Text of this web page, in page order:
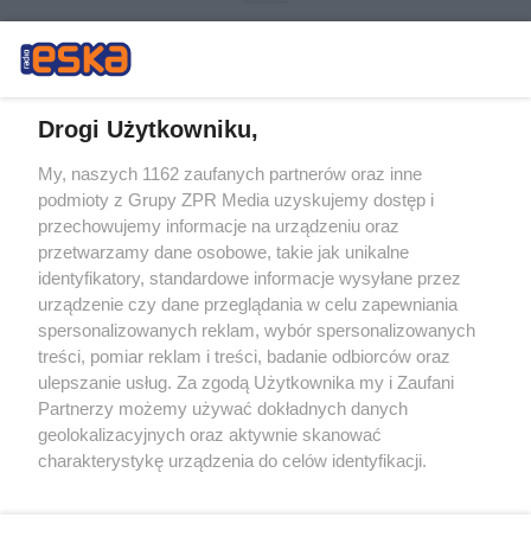
Żaden utwór zamieszczony w serwisie nie może być powielany i
rozpowszechniany lub dalej rozpowszechniany w jakikolwiek sposób (w
tym także elektroniczny lub mechaniczny) na jakimkolwiek polu
eksploatacji w jakiejkolwiek formie, włącznie z umieszczaniem w
Internecie bez pisemnej zgody właściciela praw. Jakiekolwiek użycie lub
wykorzystanie utworów w całości lub w części z naruszeniem prawa,
tzn. bez właściwej zgody, jest zabronione pod groźbą kary i może być
ścigane prawnie.
Drogi Użytkowniku,
My, naszych 1162 zaufanych partnerów oraz inne
podmioty z Grupy ZPR Media uzyskujemy dostęp i
przechowujemy informacje na urządzeniu oraz
przetwarzamy dane osobowe, takie jak unikalne
identyfikatory, standardowe informacje wysyłane przez
urządzenie czy dane przeglądania w celu zapewniania
spersonalizowanych reklam, wybór spersonalizowanych
treści, pomiar reklam i treści, badanie odbiorców oraz
ulepszanie usług. Za zgodą Użytkownika my i Zaufani
Partnerzy możemy używać dokładnych danych
geolokalizacyjnych oraz aktywnie skanować
charakterystykę urządzenia do celów identyfikacji.